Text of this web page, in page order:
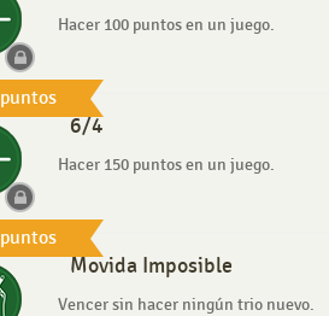
puntos
Hacer 100 puntos en un juego.
puntos
6/4
Hacer 150 puntos en un juego.
Movida Imposible
Vencer sin hacer ningún trio nuevo.